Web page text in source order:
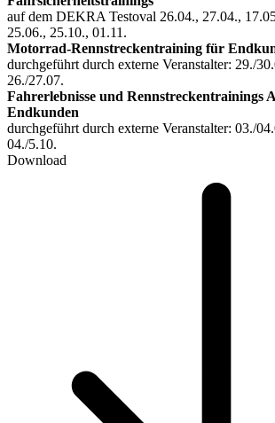
auf dem DEKRA Testoval 26.04., 27.04.,
25.06., 25.10., 01.11.
Motorrad-Rennstreckentraining für
durchgeführt durch externe Veranstalter: 29./
26./27.07.
Fahrerlebnisse und Rennstreckentrainings
Endkunden
durchgeführt durch externe Veranstalter: 03./
04./5.10.
Download